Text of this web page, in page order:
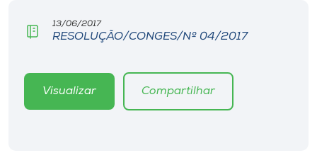
CPA
Editora
13/06/2017
RESOLUÇÃO/CONGES/Nº 04/2017
Visualizar Compartilhar